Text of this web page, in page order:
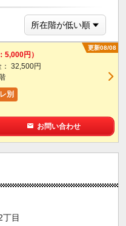
更新08/08
5,000円）
： 32,500円
別
お問い合わせ
目